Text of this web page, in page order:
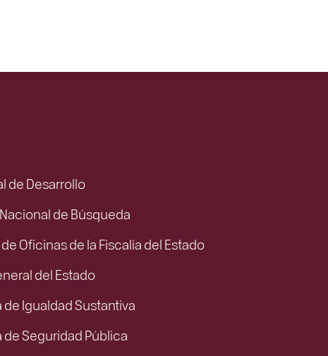
de Desarrollo
de Búsqueda
Oficinas de la Fiscalía del Estado
del Estado
Igualdad Sustantiva
Seguridad Pública